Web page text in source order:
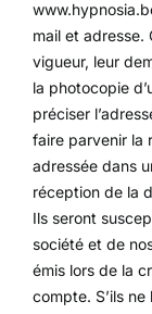
mail et adresse.
vigueur, leur
la photocopie
préciser
faire parvenir la
adressée dans
réception de la
Ils seront
société et de
émis lors de la
compte. S’ils